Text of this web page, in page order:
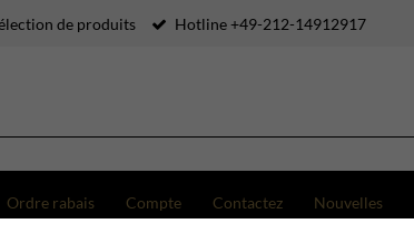
de produits Hotline +49-212-14912917
Ordre rabais Compte Contactez Nouvelles